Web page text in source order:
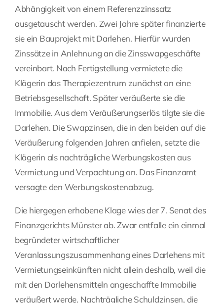
Abhängigkeit von einem Referenzzinssatz
ausgetauscht werden. Zwei Jahre später finanzierte
sie ein Bauprojekt mit Darlehen. Hierfür wurden
Zinssätze in Anlehnung an die Zinsswapgeschäfte
vereinbart. Nach Fertigstellung vermietete die
Klägerin das Therapiezentrum zunächst an eine
Betriebsgesellschaft. Später veräußerte sie die
Immobilie. Aus dem Veräußerungserlös tilgte sie die
Darlehen. Die Swapzinsen, die in den beiden auf die
Veräußerung folgenden Jahren anfielen, setzte die
Klägerin als nachträgliche Werbungskosten aus
Vermietung und Verpachtung an. Das Finanzamt
versagte den Werbungskostenabzug.
Die hiergegen erhobene Klage wies der 7. Senat des
Finanzgerichts Münster ab. Zwar entfalle ein einmal
begründeter wirtschaftlicher
Veranlassungszusammenhang eines Darlehens mit
Vermietungseinkünften nicht allein deshalb, weil die
mit den Darlehensmitteln angeschaffte Immobilie
veräußert werde. Nachträgliche Schuldzinsen, die